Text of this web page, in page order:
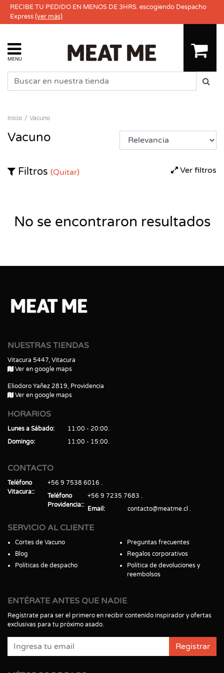
RECIBE TU PEDIDO EN MENOS DE 3HRS. escogiendo Despacho
Express(ver más)
MENU
Inicio Vacuno
Vacuno
Ver filtros
Filtros (Quitar)
No se encontraron resultados
NUESTRAS TIENDAS
Vitacura 5447, Vitacura
Ver en google maps
Eliodoro Yañez 2819, Providencia
Ver en google maps
HORARIOS
Lunes a Sábado
11:00 - 20:00
Domingo
11:00 - 15:00
CONTACTO
Teléfono
Vitacura:
+56 9 7538 6016
Teléfono
Providencia:
+56 9 7235 7683
Email
contacto@meatme.cl
SERVICIO AL CLIENTE
Cortes de Vacuno
Blog
Políticas de despacho
Preguntas frecuentes
Regalos corporativos
Política de devoluciones y
reembolsos
ENTÉRATE ANTES QUE NADIE
Regístrate para ser el primero en recibir contenido inspirador y ofertas
exclusivas para tu próximo asado.
Registrar